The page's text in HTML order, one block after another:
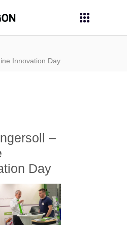
Innovation Day
–
Day